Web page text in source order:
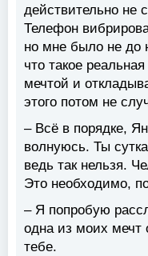
действительно не
Телефон
но мне было не
что такое
мечтой и
этого потом не
– Всё в порядке,
волнуюсь. Ты
ведь так нельзя.
Это необходимо,
– Я попробую
одна из моих мечт
тебе.